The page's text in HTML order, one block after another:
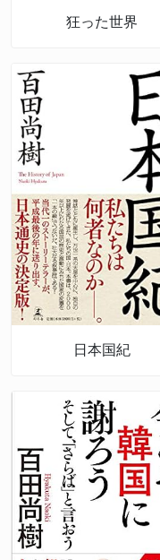
狂った世界
日本国紀